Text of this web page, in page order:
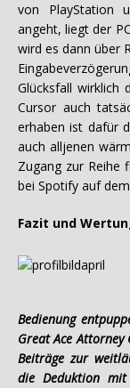
von PlayStation
angeht, liegt der
wird es dann über
Glücksfall wirklich
Cursor auch
erhaben ist dafür
auch alljenen
Zugang zur Reihe
bei Spotify auf
Fazit und
Bedienung
Great Ace Attorney
Beiträge zur
die Deduktion mit